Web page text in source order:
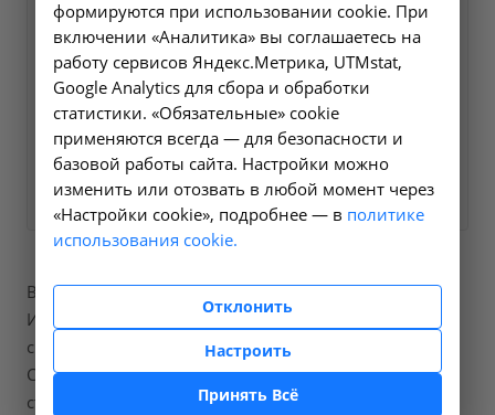
мы свяжемся с вами в
ближайшее время и ответим
на все интересующие
вопросы.
Заказать услугу
В нашей больнице вы можете пройти процедуры
Исследование уровня гомоцистеина в крови, код по
справочнику A09.05.214.
Стоимость составит от 2430 рублей, точную
стоимость процедур вы можете уточнить
формируются при использовании cookie. При
включении «Аналитика» вы соглашаетесь на
работу сервисов Яндекс.Метрика, UTMstat,
Google Analytics для сбора и обработки
статистики. «Обязательные» cookie
применяются всегда — для безопасности и
базовой работы сайта. Настройки можно
изменить или отозвать в любой момент через
«Настройки cookie», подробнее — в политике
использования cookie.
Отклонить
Настроить
Принять Всё